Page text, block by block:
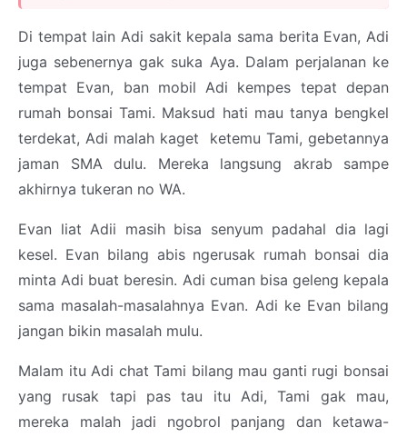
Di tempat lain Adi sakit kepala sama berita Evan, Adi
juga sebenernya gak suka Aya. Dalam perjalanan ke
tempat Evan, ban mobil Adi kempes tepat depan
rumah bonsai Tami. Maksud hati mau tanya bengkel
terdekat, Adi malah kaget ketemu Tami, gebetannya
jaman SMA dulu. Mereka langsung akrab sampe
akhirnya tukeran no WA.
Evan liat Adii masih bisa senyum padahal dia lagi
kesel. Evan bilang abis ngerusak rumah bonsai dia
minta Adi buat beresin. Adi cuman bisa geleng kepala
sama masalah-masalahnya Evan. Adi ke Evan bilang
jangan bikin masalah mulu.
Malam itu Adi chat Tami bilang mau ganti rugi bonsai
yang rusak tapi pas tau itu Adi, Tami gak mau,
mereka malah jadi ngobrol panjang dan ketawa-